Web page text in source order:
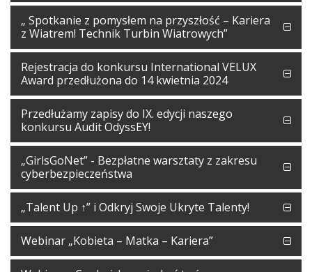
„ Spotkanie z pomysłem na przyszłość – Kariera
z Wiatrem! Technik Turbin Wiatrowych”
Rejestracja do konkursu International VELUX
Award przedłużona do 14 kwietnia 2024
Przedłużamy zapisy do IX. edycji naszego
konkursu Audit OdyssEY!
„GirlsGoNet” - Bezpłatne warsztaty z zakresu
cyberbezpieczeństwa
„Talent Up ↑” i Odkryj Swoje Ukryte Talenty!
Webinar „Kobieta – Matka – Kariera”